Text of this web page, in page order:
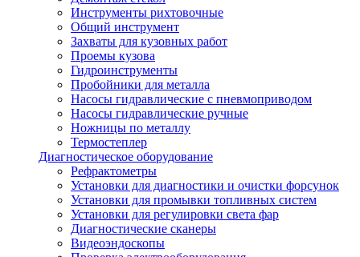
Инструменты рихтовочные
Общий инструмент
Захваты для кузовных работ
Проемы кузова
Гидроинструменты
Пробойники для металла
Насосы гидравлические с пневмоприводом
Насосы гидравлические ручные
Ножницы по металлу
Термостеплер
Диагностическое оборудование
Рефрактометры
Установки для диагностики и очистки форсунок
Установки для промывки топливных систем
Установки для регулировки света фар
Диагностические сканеры
Видеоэндоскопы